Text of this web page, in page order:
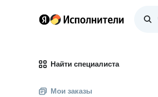
Найти специалиста
Мои заказы